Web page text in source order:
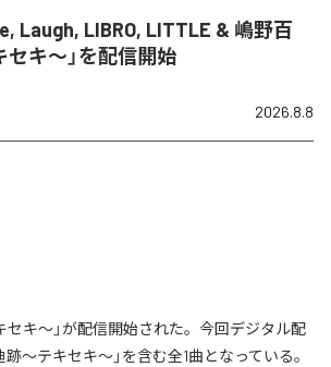
Laugh, LIBRO, LITTLE & 嶋野百
セキ〜」を配信開始
2026.8.8
セキ〜」が配信開始された。今回デジタル配
〜テキセキ〜」を含む全1曲となっている。